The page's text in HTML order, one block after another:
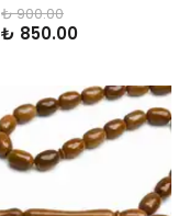
₺ 900.00
₺ 850.00